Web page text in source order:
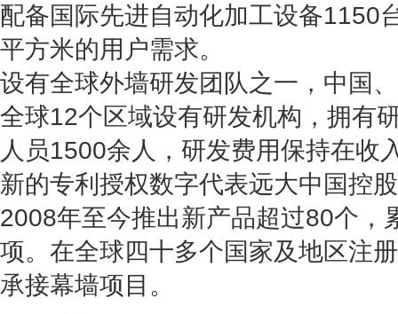
配备国际先进自动化加工设备1150
平方米的用户需求。
设有全球外墙研发团队之一，中国
全球12个区域设有研发机构，拥有
人员1500余人，研发费用保持在收
新的专利授权数字代表远大中国控
2008年至今推出新产品超过80个，
项。在全球四十多个国家及地区注
承接幕墙项目。